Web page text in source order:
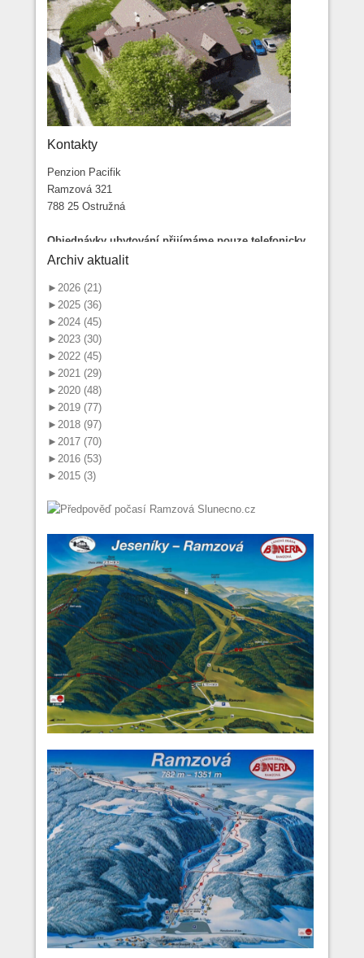
Kontakty
Penzion Pacifik
Ramzová 321
788 25 Ostružná
Objednávky ubytování přijímáme pouze telefonicky
na čísle: 737 275 002
Archiv aktualit
► 2026 (21)
► 2025 (36)
► 2024 (45)
► 2023 (30)
► 2022 (45)
► 2021 (29)
► 2020 (48)
► 2019 (77)
► 2018 (97)
► 2017 (70)
► 2016 (53)
► 2015 (3)